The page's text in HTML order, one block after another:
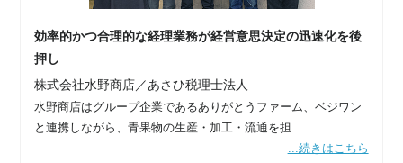
効率的かつ合理的な経理業務が経営意思決定の迅速化を後
押し
株式会社水野商店／あさひ税理士法人
水野商店はグループ企業であるありがとうファーム、ベジワン
と連携しながら、青果物の生産・加工・流通を担...
...続きはこちら